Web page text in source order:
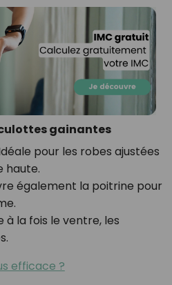
gainantes
pour les robes ajustées
haute.
également la poitrine pour
à la fois le ventre, les
efficace ?